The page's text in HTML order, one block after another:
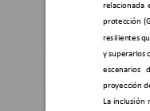
relacionada
protección
resilientes
y superarlos
escenarios
proyección
La inclusión